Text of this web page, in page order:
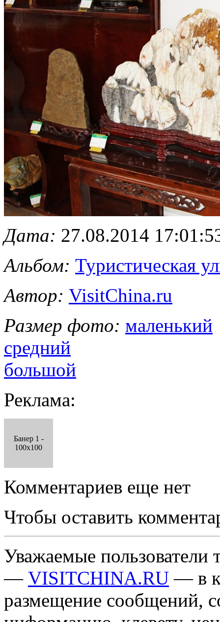
Дата: 27.08.2014
Альбом: Туристическая
Автор: VisitChina.ru
Размер фото: маленький
средний
большой
Реклама:
Банер 1 -
100x100
Комментариев еще нет
Чтобы оставить
Уважаемые пользователи
— VISITCHINA.RU — в
размещение сообщений,